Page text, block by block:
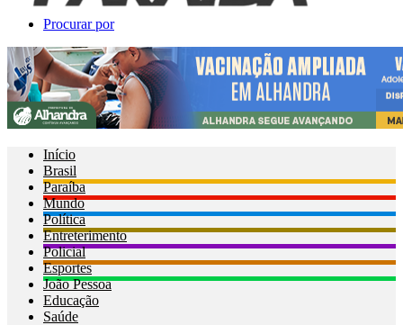
Procurar por
Início
Brasil
Paraíba
Mundo
Política
Entreterimento
Policial
Esportes
João Pessoa
Educação
Saúde